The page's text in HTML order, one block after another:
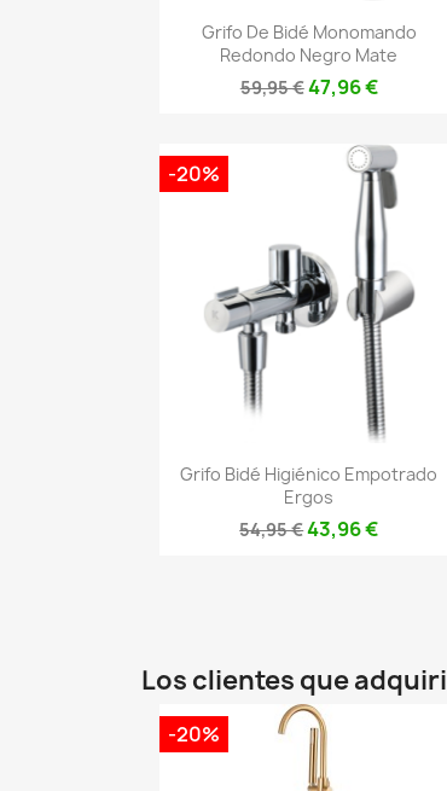
Vista rápida
Grifo De Bidé Monomando
Redondo Negro Mate
59,95 €47,96 €
Vista rápida
Grifo Bidé Higiénico Empotrado
Ergos
54,95 €43,96 €
-20%
Los clientes que
-20%